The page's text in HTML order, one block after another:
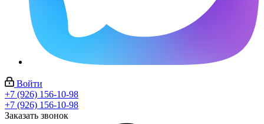
Войти
+7 (926) 156-10-98
+7 (926) 156-10-98
Заказать звонок